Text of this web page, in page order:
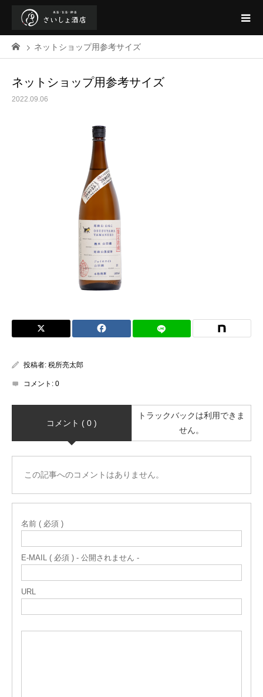
ネットショップ用参考サイズ
ネットショップ用参考サイズ
2022.09.06
投稿者: 税所亮太郎
コメント: 0
コメント ( 0 )
トラックバックは利用できま
せん。
この記事へのコメントはありません。
名前 ( 必須 )
E-MAIL ( 必須 ) - 公開されません -
URL